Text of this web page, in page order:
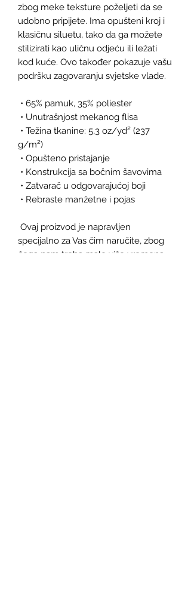
zbog meke teksture poželjeti da se
udobno pripijete. Ima opušteni kroj i
klasičnu siluetu, tako da ga možete
stilizirati kao uličnu odjeću ili ležati
kod kuće. Ovo također pokazuje vašu
podršku zagovaranju svjetske vlade.
• 65% pamuk, 35% poliester
• Unutrašnjost mekanog flisa
g/m²)
• Opušteno pristajanje
• Konstrukcija sa bočnim šavovima
• Zatvarač u odgovarajućoj boji
• Rebraste manžetne i pojas
specijalno za Vas čim naručite, zbog
čega nam treba malo više vremena